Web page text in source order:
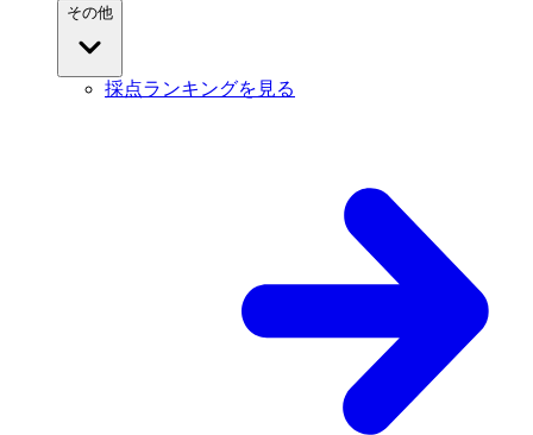
その他
採点ランキングを見る